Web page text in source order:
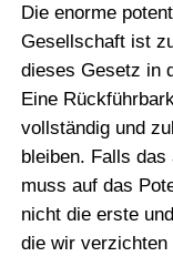
Die enorme
Gesellschaft ist
dieses Gesetz in
Eine
vollständig und
bleiben. Falls
muss auf das
nicht die erste
die wir verzichten